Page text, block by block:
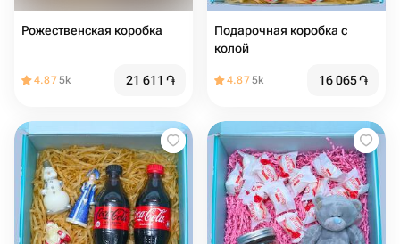
Рожественская коробка
4.875k 21 611 ֏
Подарочная коробка с
колой
4.875k 16 065֏